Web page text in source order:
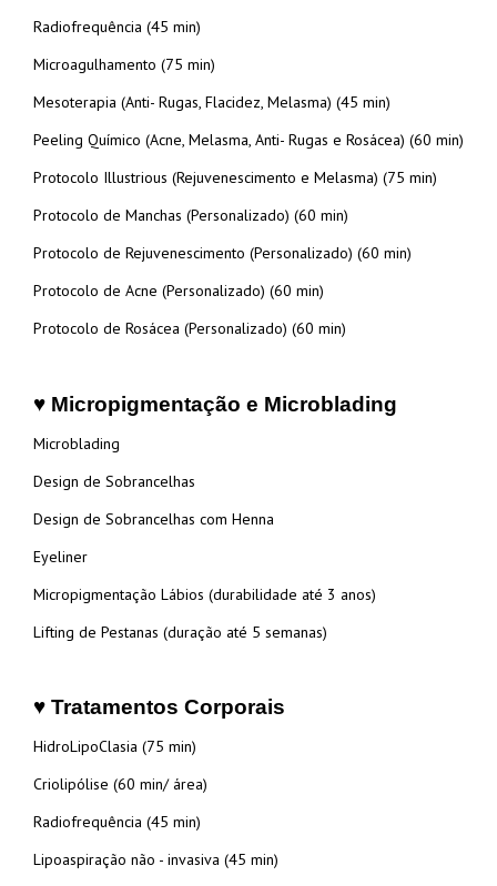
Radiofrequência (45 min)
Microagulhamento (75 min)
Mesoterapia (Anti- Rugas, Flacidez, Melasma) (45 min)
Peeling Químico (Acne, Melasma, Anti- Rugas e Rosácea) (60 min)
Protocolo Illustrious (Rejuvenescimento e Melasma) (75 min)
Protocolo de Manchas (Personalizado) (60 min)
Protocolo de Rejuvenescimento (Personalizado) (60 min)
Protocolo de Acne (Personalizado) (60 min)
Protocolo de Rosácea (Personalizado) (60 min)
♥ Micropigmentação e Microblading
Microblading
Design de Sobrancelhas
Design de Sobrancelhas com Henna
Eyeliner
Micropigmentação Lábios (durabilidade até 3 anos)
Lifting de Pestanas (duração até 5 semanas)
♥ Tratamentos Corporais
HidroLipoClasia (75 min)
Criolipólise (60 min/ área)
Radiofrequência (45 min)
Lipoaspiração não - invasiva (45 min)